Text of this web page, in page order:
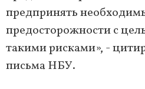
предпринять
предосторожности с
такими рисками», -
письма НБУ.